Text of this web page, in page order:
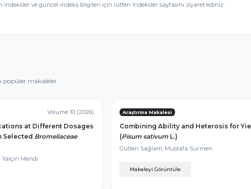
indeksler ve güncel indeks bilgileri için lütfen İndeksler sayfasını ziyaret ediniz.
popüler makaleler
Volume 10 (2026)
at Different Dosages
Selected Bromeliaceae
Mendi
Araştırma Makalesi
Combining Ability and Heterosis for
(Pisum sativum L.)
Gülten Sağlam, Mustafa Sürmen
Makaleyi Görüntüle